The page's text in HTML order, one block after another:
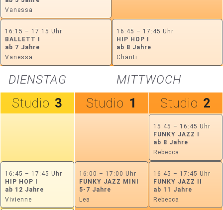
Vanessa
16:15 – 17:15 Uhr
BALLETT I
ab 7 Jahre
Vanessa
16:45 – 17:45 Uhr
HIP HOP I
ab 8 Jahre
Chanti
DIENSTAG
Studio 3
16:45 – 17:45 Uhr
HIP HOP I
ab 12 Jahre
Vivienne
MITTWOCH
Studio 1
16:00 – 17:00 Uhr
FUNKY JAZZ MINI
5-7 Jahre
Lea
Studio 2
15:45 – 16:45 Uhr
FUNKY JAZZ I
ab 8 Jahre
Rebecca
16:45 – 17:45 Uhr
FUNKY JAZZ II
ab 11 Jahre
Rebecca